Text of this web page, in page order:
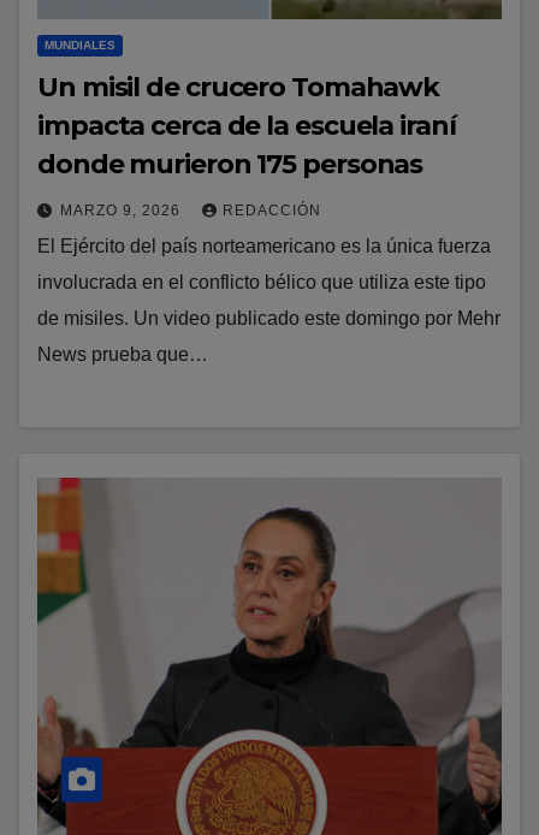
MUNDIALES
Un misil de crucero Tomahawk
impacta cerca de la escuela iraní
donde murieron 175 personas
MARZO 9, 2026 REDACCIÓN
El Ejército del país norteamericano es la única fuerza
involucrada en el conflicto bélico que utiliza este tipo
de misiles. Un video publicado este domingo por Mehr
News prueba que…